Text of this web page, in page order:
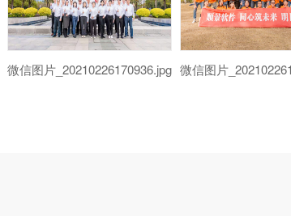
微信图片_20210226170936.jpg 微信图片